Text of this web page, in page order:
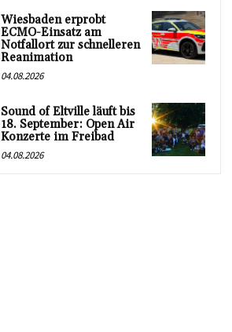
Wiesbaden erprobt
ECMO-Einsatz am
Notfallort zur schnelleren
Reanimation
04.08.2026
Sound of Eltville läuft bis
18. September: Open Air
Konzerte im Freibad
04.08.2026